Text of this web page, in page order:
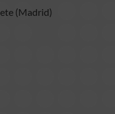
(Madrid)